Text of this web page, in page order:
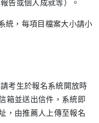
統，每項目檔案大小請小
考生於報名系統開放時
箱並送出信件，系統即
，由推薦人上傳至報名